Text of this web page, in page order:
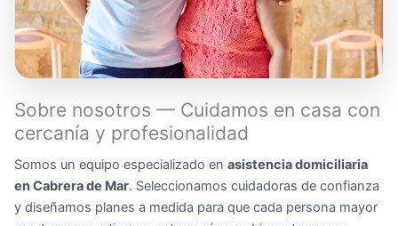
Sobre nosotros — Cuidamos en casa con
cercanía y profesionalidad
Somos un equipo especializado en asistencia domiciliaria
en Cabrera de Mar. Seleccionamos cuidadoras de confianza
y diseñamos planes a medida para que cada persona mayor